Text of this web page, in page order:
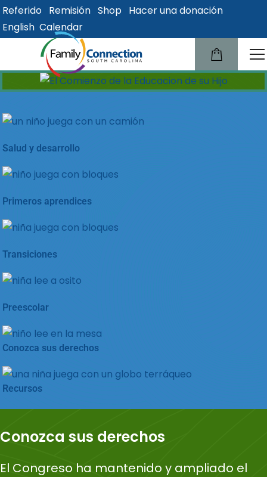
Referido Remisión Shop Hacer una donación
Calendar
English
Salud y desarrollo
Primeros aprendices
Transiciones
Preescolar
Conozca sus derechos
Recursos
Conozca sus derechos
El Congreso ha mantenido y ampliado el